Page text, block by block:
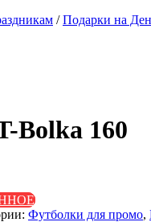
/Подарки на
Bolka 160
Футболки для промо,